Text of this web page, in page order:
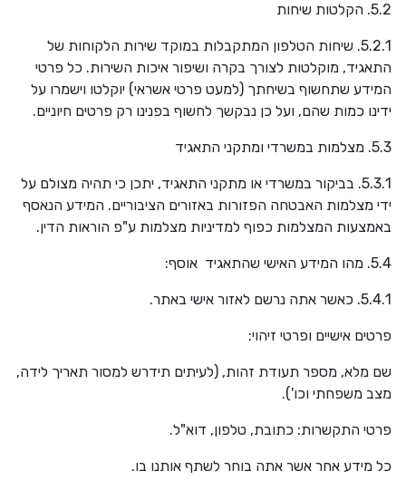
5.2. הקלטות שיחות
5.2.1. שיחות הטלפון המתקבלות במוקד שירות הלקוחות של
התאגיד, מוקלטות לצורך בקרה ושיפור איכות השירות. כל פרטי
המידע שתחשוף בשיחתך (למעט פרטי אשראי) יוקלטו וישמרו על
ידינו כמות שהם, ועל כן נבקשך לחשוף בפנינו רק פרטים חיוניים.
5.3. מצלמות במשרדי ומתקני התאגיד
5.3.1. בביקור במשרדי או מתקני התאגיד, יתכן כי תהיה מצולם על
ידי מצלמות האבטחה הפזורות באזורים הציבוריים. המידע הנאסף
באמצעות המצלמות כפוף למדיניות מצלמות ע"פ הוראות הדין.
5.4. מהו המידע האישי שהתאגיד אוסף:
5.4.1. כאשר אתה נרשם לאזור אישי באתר.
פרטים אישיים ופרטי זיהוי:
שם מלא, מספר תעודת זהות, (לעיתים תידרש למסור תאריך לידה,
מצב משפחתי וכו').
פרטי התקשרות: כתובת, טלפון, דוא"ל.
כל מידע אחר אשר אתה בוחר לשתף אותנו בו.